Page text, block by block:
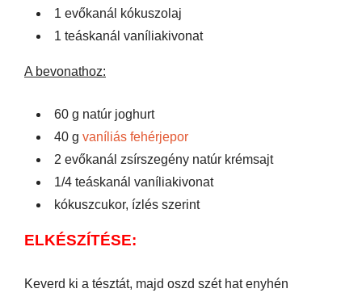
1 evőkanál kókuszolaj
1 teáskanál vaníliakivonat
A bevonathoz:
60 g natúr joghurt
40 g vaníliás fehérjepor
2 evőkanál zsírszegény natúr krémsajt
1/4 teáskanál vaníliakivonat
kókuszcukor, ízlés szerint
ELKÉSZÍTÉSE:
Keverd ki a tésztát, majd oszd szét hat enyhén